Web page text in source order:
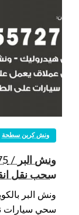
ونش كرين سطحة
سحب نقل
ونش البر
سحي سيارات